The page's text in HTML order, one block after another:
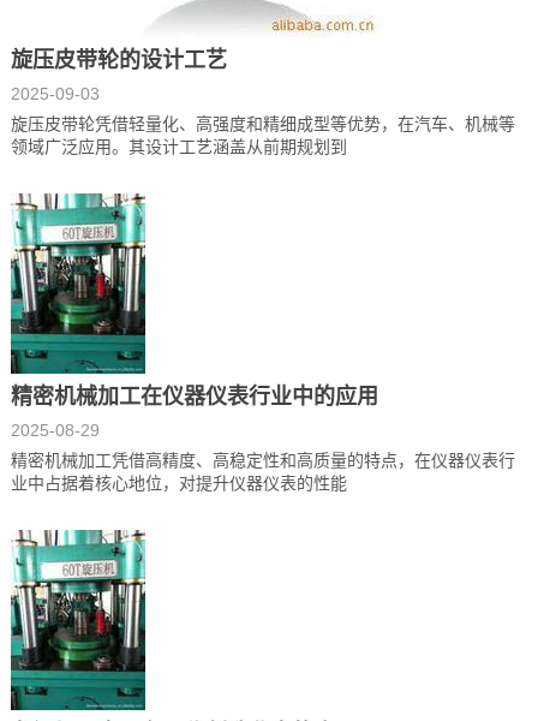
旋压皮带轮的设计工艺
2025-09-03
旋压皮带轮凭借轻量化、高强度和精细成型等优势，在汽车、机械等
领域广泛应用。其设计工艺涵盖从前期规划到
精密机械加工在仪器仪表行业中的应用
2025-08-29
精密机械加工凭借高精度、高稳定性和高质量的特点，在仪器仪表行
业中占据着核心地位，对提升仪器仪表的性能